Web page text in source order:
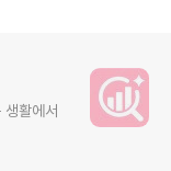
생활에서